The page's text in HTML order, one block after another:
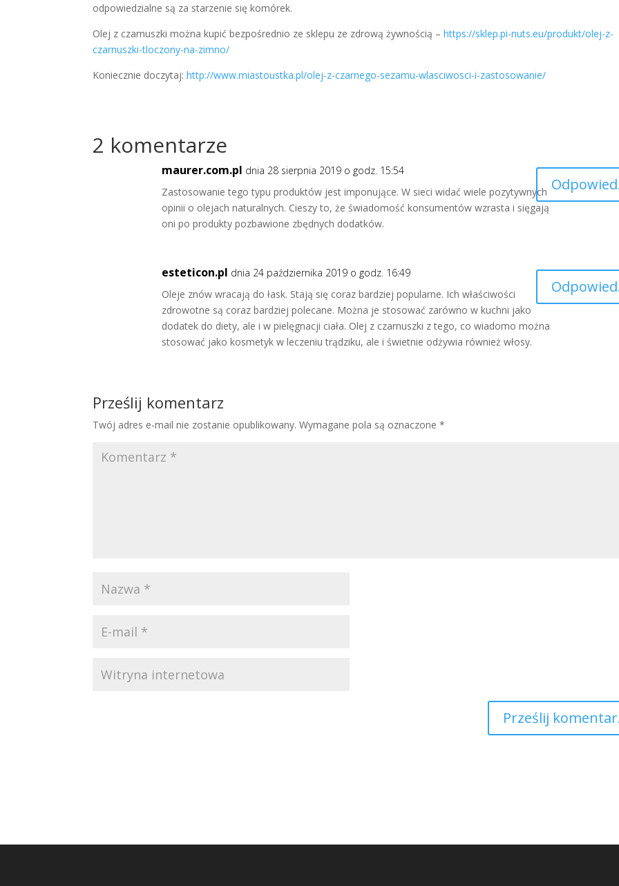
odpowiedzialne są za starzenie się komórek.
Olej z czarnuszki można kupić bezpośrednio ze sklepu ze zdrową żywnością –https://sklep.pi-nuts.eu/produkt/olej-z-
czarnuszki-tloczony-na-zimno/
Koniecznie doczytaj:http://www.miastoustka.pl/olej-z-czarnego-sezamu-wlasciwosci-i-zastosowanie/
2 komentarze
maurer.com.pl dnia 28 sierpnia 2019 o godz. 15:54
Zastosowanie tego typu produktów jest imponujące. W sieci widać wiele pozytywnych
opinii o olejach naturalnych. Cieszy to, że świadomość konsumentów wzrasta i sięgają
oni po produkty pozbawione zbędnych dodatków.
esteticon.pl dnia 24 października 2019 o godz. 16:49
Oleje znów wracają do łask. Stają się coraz bardziej popularne. Ich właściwości
zdrowotne są coraz bardziej polecane. Można je stosować zarówno w kuchni jako
dodatek do diety, ale i w pielęgnacji ciała. Olej z czarnuszki z tego, co wiadomo można
stosować jako kosmetyk w leczeniu trądziku, ale i świetnie odżywia również włosy.
Prześlij komentarz
Twój adres e-mail nie zostanie opublikowany. Wymagane pola są oznaczone*